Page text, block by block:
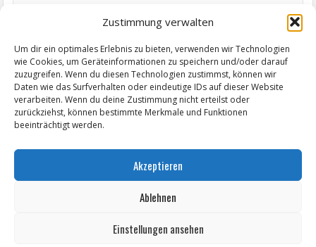
Zustimmung verwalten
Um dir ein optimales Erlebnis zu bieten, verwenden wir Technologien
wie Cookies, um Geräteinformationen zu speichern und/oder darauf
zuzugreifen. Wenn du diesen Technologien zustimmst, können wir
Daten wie das Surfverhalten oder eindeutige IDs auf dieser Website
verarbeiten. Wenn du deine Zustimmung nicht erteilst oder
zurückziehst, können bestimmte Merkmale und Funktionen
beeinträchtigt werden.
Akzeptieren
Ablehnen
Einstellungen ansehen
Termine von Zeitz.de
KABINETTAUSSTELLUNG "Elisabeth Voigt (1893 - 1977) Malerin.
Holzschneiderin und Lithographin aus Leipzig"
Protest! Wie weit gehen für die eigenen Ideale? Der Fall Brüsewitz heute.
Lesung in Einfacher Sprache